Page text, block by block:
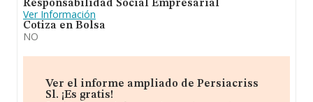
Responsabilidad Social Empresarial
Ver Información
Cotiza en Bolsa
NO
Ver el informe ampliado de Persiacriss
Sl. ¡Es gratis!